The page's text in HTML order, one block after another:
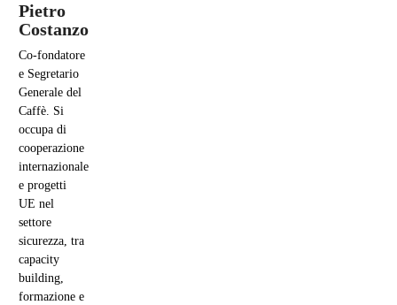
Pietro
Costanzo
Co-fondatore
e Segretario
Generale del
Caffè. Si
occupa di
cooperazione
internazionale
e progetti
UE nel
settore
sicurezza, tra
capacity
building,
formazione e